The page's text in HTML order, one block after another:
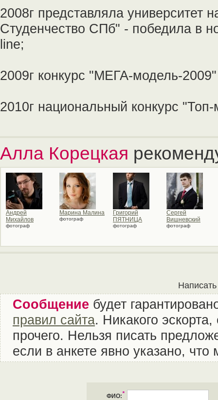
2008г представляла университет
Студенчество СПб" - победила в
line;
2009г конкурс "МЕГА-модель-2009"
2010г национальный конкурс
Алла Корецкая
Андрей
Михайлов
фотограф
Марина Малина
фотограф
Григорий
ПЯТНИЦА
фотограф
Сергей
Вишневский
фотограф
Сообщение будет
правил сайта. Никакого
прочего. Нельзя писать
если в анкете явно указано,
ФИО:*